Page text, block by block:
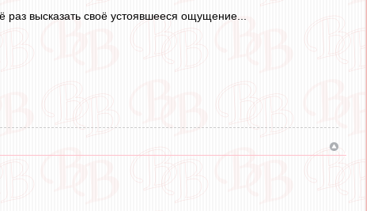
высказать своё устоявшееся ощущение...